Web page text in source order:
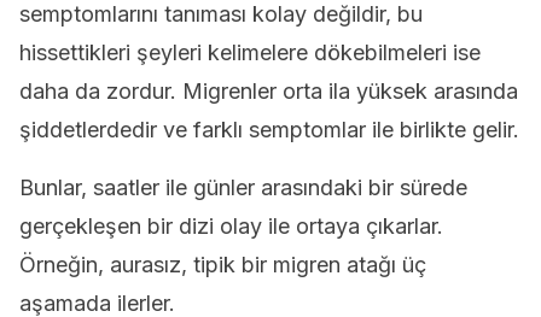
semptomlarını tanıması kolay değildir, bu
hissettikleri şeyleri kelimelere dökebilmeleri ise
daha da zordur. Migrenler orta ila yüksek arasında
şiddetlerdedir ve farklı semptomlar ile birlikte gelir.
Bunlar, saatler ile günler arasındaki bir sürede
gerçekleşen bir dizi olay ile ortaya çıkarlar.
Örneğin, aurasız, tipik bir migren atağı üç
aşamada ilerler.